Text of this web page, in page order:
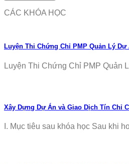
CÁC KHÓA HỌC
Luyện Thi Chứng Chỉ PMP Quản Lý Dự
Luyện Thi Chứng Chỉ PMP Quản
Xây Dựng Dự Án và Giao Dịch Tín Chỉ
I. Mục tiêu sau khóa học Sau khi